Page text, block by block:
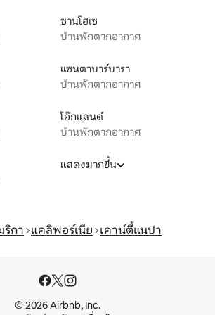
ซานโฮเซ
บ้านพักตากอากาศ
แซนตาบาร์บารา
บ้านพักตากอากาศ
โอ๊กแลนด์
บ้านพักตากอากาศ
แสดงมากขึ้น
ริกา แคลิฟอร์เนีย เคาน์ตี้แนปา
© 2026 Airbnb, Inc.